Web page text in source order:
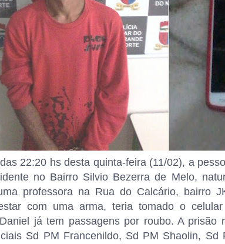
22:20 hs desta quinta-feira (11/02), a
no Bairro Silvio Bezerra de Melo,
professora na Rua do Calcário, bairro
com uma arma, teria tomado o
já tem passagens por roubo. A prisão
Sd PM Francenildo, Sd PM Shaolin,